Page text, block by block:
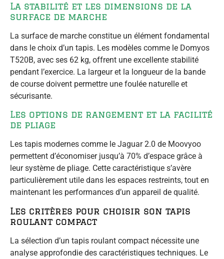
La stabilité et les dimensions de la
surface de marche
La surface de marche constitue un élément fondamental
dans le choix d’un tapis. Les modèles comme le Domyos
T520B, avec ses 62 kg, offrent une excellente stabilité
pendant l’exercice. La largeur et la longueur de la bande
de course doivent permettre une foulée naturelle et
sécurisante.
Les options de rangement et la facilité
de pliage
Les tapis modernes comme le Jaguar 2.0 de Moovyoo
permettent d’économiser jusqu’à 70% d’espace grâce à
leur système de pliage. Cette caractéristique s’avère
particulièrement utile dans les espaces restreints, tout en
maintenant les performances d’un appareil de qualité.
Les critères pour choisir son tapis
roulant compact
La sélection d’un tapis roulant compact nécessite une
analyse approfondie des caractéristiques techniques. Le